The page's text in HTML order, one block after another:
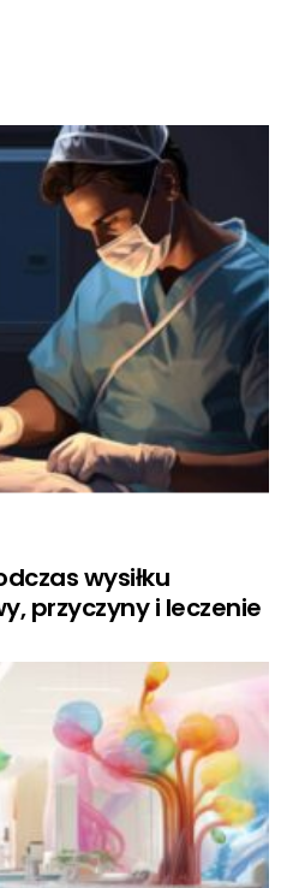
wysiłku
przyczyny i leczenie